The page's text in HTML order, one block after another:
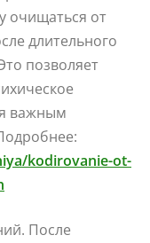
очищаться от
длительного
позволяет
важным
kodirovanie-ot-
После